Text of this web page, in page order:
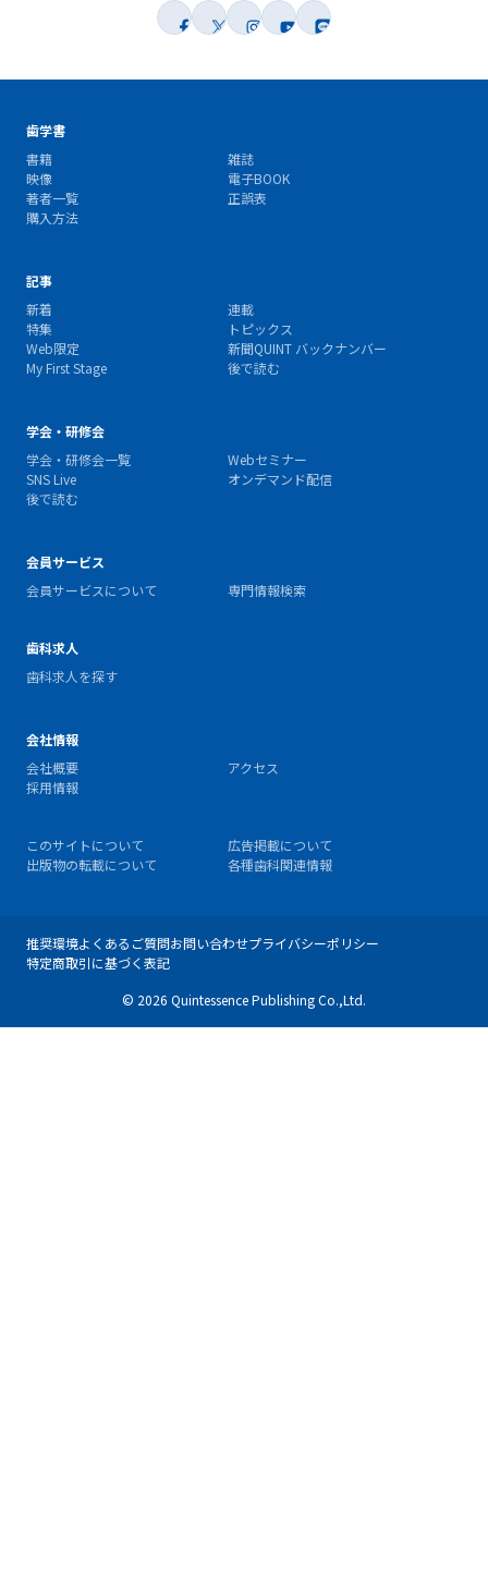
歯学書
書籍
雑誌
映像
電子BOOK
著者一覧
正誤表
購入方法
記事
新着
連載
特集
トピックス
Web限定
新聞QUINT バックナンバー
My First Stage
後で読む
学会・研修会
学会・研修会一覧
Webセミナー
SNS Live
オンデマンド配信
後で読む
会員サービス
会員サービスについて
専門情報検索
歯科求人
歯科求人を探す
会社情報
会社概要
アクセス
採用情報
このサイトについて
広告掲載について
出版物の転載について
各種歯科関連情報
推奨環境よくあるご質問お問い合わせプライバシーポリシー
特定商取引に基づく表記
© 2026 Quintessence Publishing Co.,Ltd.